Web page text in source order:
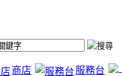
商店 服務台